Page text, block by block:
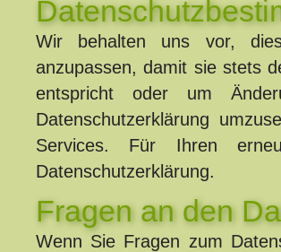
Wir behalten uns vor,
anzupassen, damit sie stets
entspricht oder um
Datenschutzerklärung
Services. Für Ihren
Datenschutzerklärung.
Fragen an den
Wenn Sie Fragen zum